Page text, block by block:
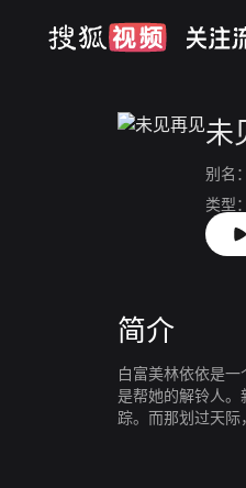
未
别名：
类型：
上映：
简介
白富美林依依是
是帮她的解铃人。
踪。而那划过天际